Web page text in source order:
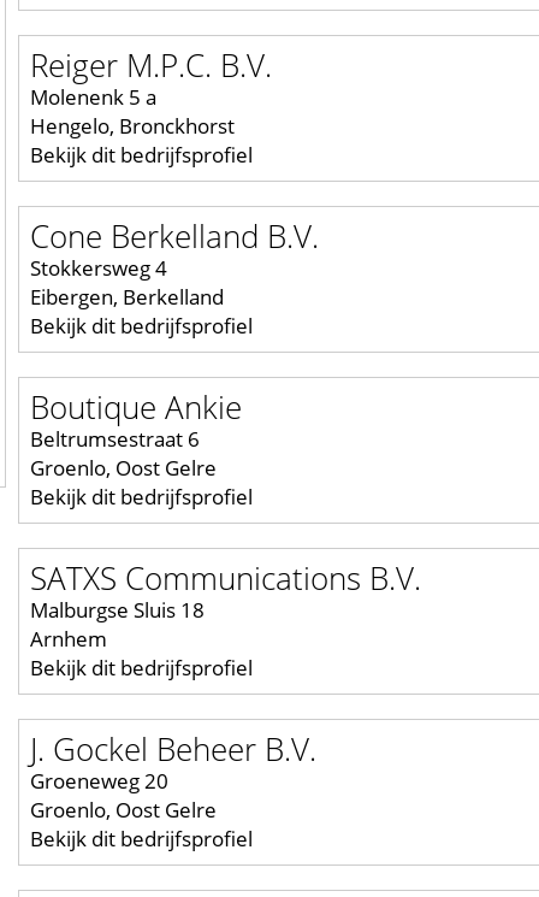
Reiger M.P.C. B.V.
Molenenk 5 a
Hengelo, Bronckhorst
Bekijk dit bedrijfsprofiel
Cone Berkelland B.V.
Stokkersweg 4
Eibergen, Berkelland
Bekijk dit bedrijfsprofiel
Boutique Ankie
Beltrumsestraat 6
Groenlo, Oost Gelre
Bekijk dit bedrijfsprofiel
SATXS Communications B.V.
Malburgse Sluis 18
Arnhem
Bekijk dit bedrijfsprofiel
J. Gockel Beheer B.V.
Groeneweg 20
Groenlo, Oost Gelre
Bekijk dit bedrijfsprofiel